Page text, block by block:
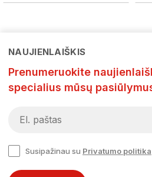
NAUJIENLAIŠKIS
Prenumeruokite
specialius mūsų
Susipažinau su Privatumo politika